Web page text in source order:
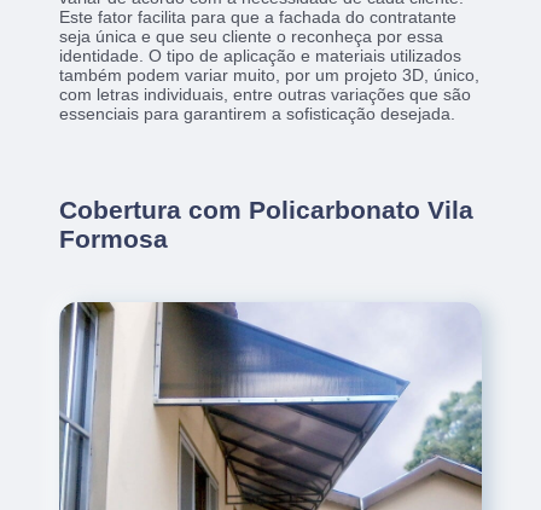
Este fator facilita para que a fachada do contratante
seja única e que seu cliente o reconheça por essa
identidade. O tipo de aplicação e materiais utilizados
também podem variar muito, por um projeto 3D, único,
com letras individuais, entre outras variações que são
essenciais para garantirem a sofisticação desejada.
Cobertura com Policarbonato Vila
Formosa